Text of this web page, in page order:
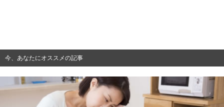
今、あなたにオススメの記事